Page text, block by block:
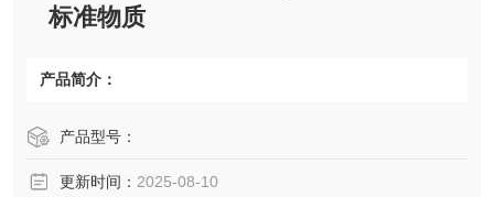
标准物质
产品简介：
产品型号：
更新时间： 2025-08-10